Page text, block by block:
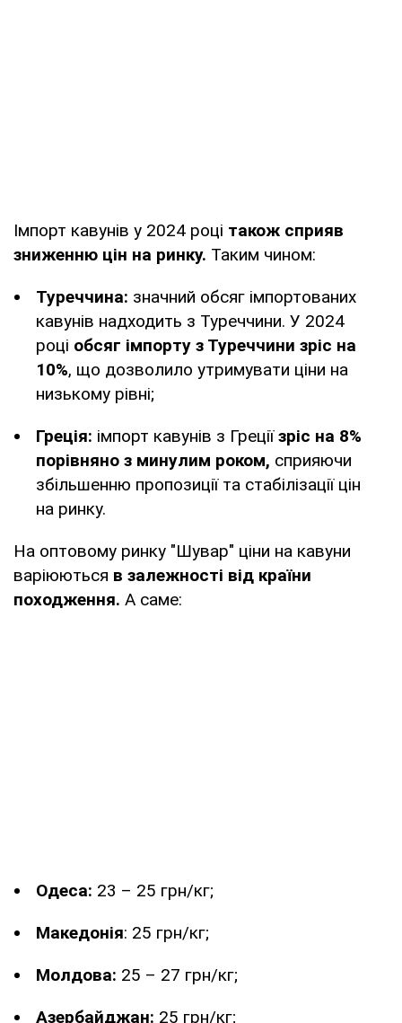
Імпорт кавунів у 2024 році також сприяв
зниженню цін на ринку. Таким чином:
Туреччина: значний обсяг імпортованих
кавунів надходить з Туреччини. У 2024
році обсяг імпорту з Туреччини зріс на
10%, що дозволило утримувати ціни на
низькому рівні;
Греція: імпорт кавунів з Греціїзріс на 8%
порівняно з минулим роком, сприяючи
збільшенню пропозиції та стабілізації цін
на ринку.
На оптовому ринку "Шувар" ціни на кавуни
варіюються в залежності від країни
походження. А саме:
Одеса: 23 – 25 грн/кг;
Македонія: 25 грн/кг;
Молдова: 25 – 27 грн/кг;
Азербайджан: 25 грн/кг;